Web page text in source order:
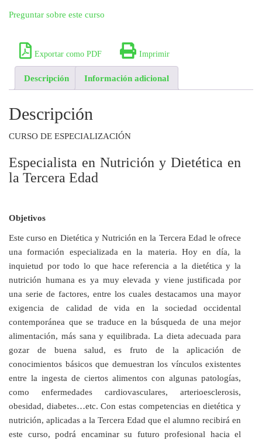
Preguntar sobre este curso
Exportar como PDF Imprimir
Descripción Información adicional
Descripción
CURSO DE ESPECIALIZACIÓN
Especialista en Nutrición y Dietética en
la Tercera Edad
Objetivos
Este curso en Dietética y Nutrición en la Tercera Edad le ofrece
una formación especializada en la materia. Hoy en día, la
inquietud por todo lo que hace referencia a la dietética y la
nutrición humana es ya muy elevada y viene justificada por
una serie de factores, entre los cuales destacamos una mayor
exigencia de calidad de vida en la sociedad occidental
contemporánea que se traduce en la búsqueda de una mejor
alimentación, más sana y equilibrada. La dieta adecuada para
gozar de buena salud, es fruto de la aplicación de
conocimientos básicos que demuestran los vínculos existentes
entre la ingesta de ciertos alimentos con algunas patologías,
como enfermedades cardiovasculares, arterioesclerosis,
obesidad, diabetes…etc. Con estas competencias en dietética y
nutrición, aplicadas a la Tercera Edad que el alumno recibirá en
este curso, podrá encaminar su futuro profesional hacia el